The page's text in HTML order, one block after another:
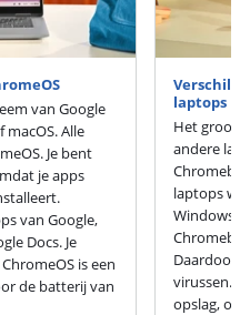
van Google
Alle
Je bent
je apps
van Google,
Docs. Je
is een
de batterij van
laptops
Het
andere
laptops
Windows
virussen.
opslag,